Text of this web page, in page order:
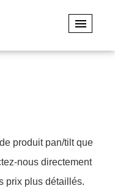
produit pan/tilt que
nous directement
prix plus détaillés.